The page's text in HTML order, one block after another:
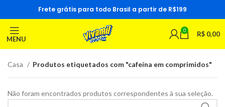
Frete grátis para todo Brasil a partir de R$199
MENU
0 R$ 0,00
Casa Produtos etiquetados com "cafeína em comprimidos"
Não foram encontrados produtos correspondentes à sua seleção.